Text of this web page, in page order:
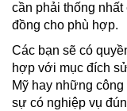
cần phải thống
đồng cho phù hợp.
Các bạn sẽ có
hợp với mục đích
Mỹ hay những
sự có nghiệp vụ